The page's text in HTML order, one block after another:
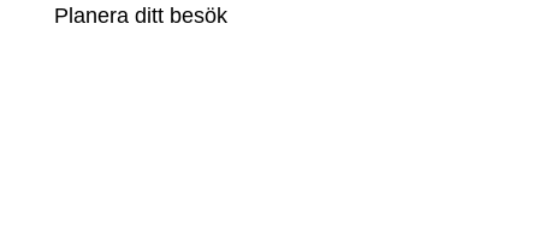
Planera ditt besök